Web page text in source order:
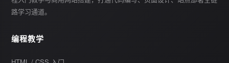
路学习通道。
编程教学